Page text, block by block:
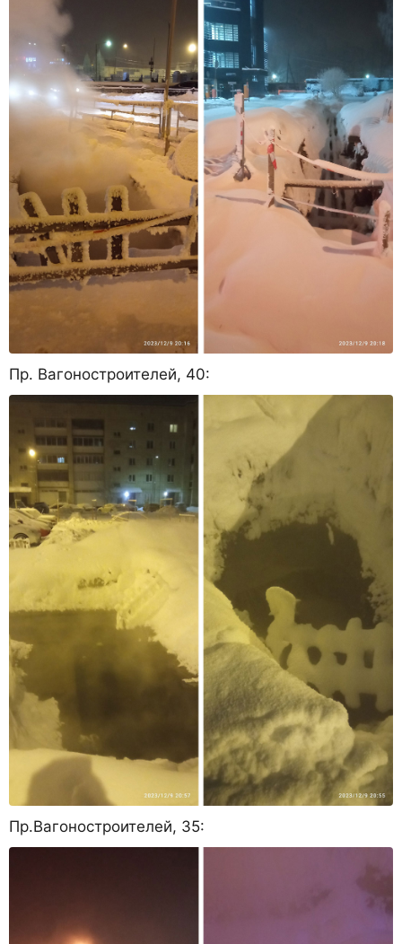
Пр. Вагоностроителей, 40:
Пр.Вагоностроителей, 35: